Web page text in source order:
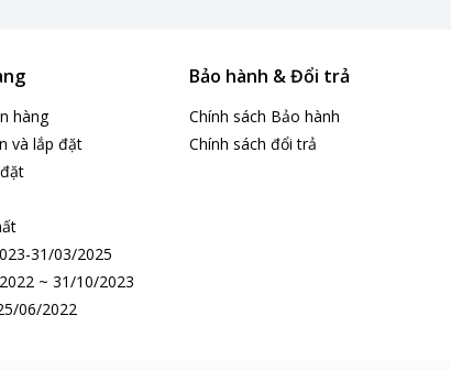
người hoặc các bữa tiệc nhỏ, mang lại
hàng
và lắp đặt
31/03/2025
~ 31/10/2023
06/2022
Bảo hành & Đổi trả
Chính sách Bảo hành
Chính sách đổi trả